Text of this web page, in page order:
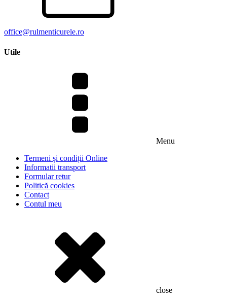
office@rulmenticurele.ro
Utile
Menu
Termeni și condiții Online
Informatii transport
Formular retur
Politică cookies
Contact
Contul meu
close